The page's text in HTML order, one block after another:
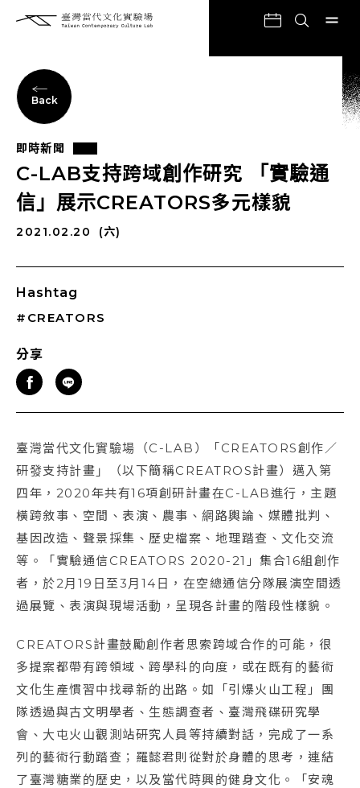
Back
即時新聞
C-LAB支持跨域創作研究 「實驗通
信」展示CREATORS多元樣貌
2021.02.20 (六)
Hashtag
#CREATORS
分享
臺灣當代文化實驗場（C-LAB）「CREATORS創作／
研發支持計畫」（以下簡稱CREATROS計畫）邁入第
四年，2020年共有16項創研計畫在C-LAB進行，主題
橫跨敘事、空間、表演、農事、網路輿論、媒體批判、
基因改造、聲景採集、歷史檔案、地理踏查、文化交流
等。「實驗通信CREATORS 2020-21」集合16組創作
者，於2月19日至3月14日，在空總通信分隊展演空間透
過展覽、表演與現場活動，呈現各計畫的階段性樣貌。
CREATORS計畫鼓勵創作者思索跨域合作的可能，很
多提案都帶有跨領域、跨學科的向度，或在既有的藝術
文化生產慣習中找尋新的出路。如「引爆火山工程」團
隊透過與古文明學者、生態調查者、臺灣飛碟研究學
會、大屯火山觀測站研究人員等持續對話，完成了一系
列的藝術行動踏查；羅懿君則從對於身體的思考，連結
了臺灣糖業的歷史，以及當代時興的健身文化。「安魂